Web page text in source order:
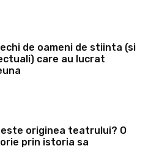
de oameni de stiinta (si
care au lucrat
este originea teatrului? O
prin istoria sa